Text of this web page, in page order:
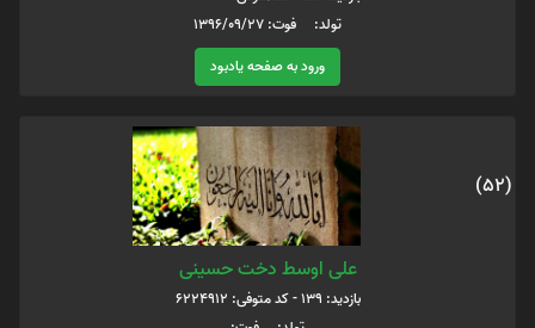
تولد: فوت: 1396/09/27
ورود به صفحه یادبود
(52)
علی اوسط دخت حسینی
بازدید: 139 - کد متوفی: 6224912